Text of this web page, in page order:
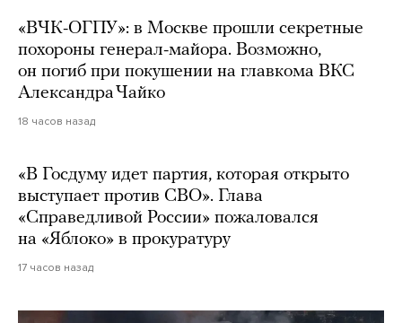
«ВЧК-ОГПУ»: в Москве прошли секретные
похороны генерал-майора. Возможно,
он погиб при покушении на главкома ВКС
Александра Чайко
18 часов назад
«В Госдуму идет партия, которая открыто
выступает против СВО». Глава
«Справедливой России» пожаловался
на «Яблоко» в прокуратуру
17 часов назад